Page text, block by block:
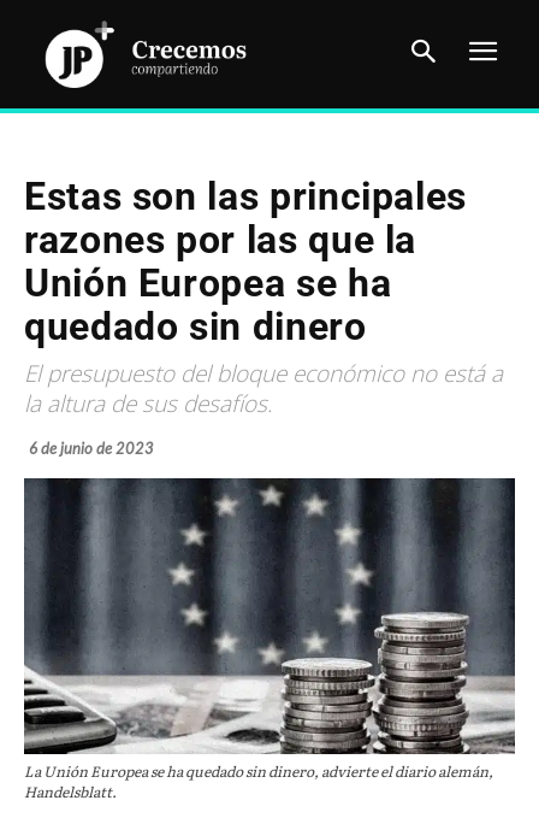
Estas son las principales
razones por las que la
Unión Europea se ha
quedado sin dinero
El presupuesto del bloque económico no está a
la altura de sus desafíos.
6 de junio de 2023
La Unión Europea se ha quedado sin dinero, advierte el diario alemán,
Handelsblatt.